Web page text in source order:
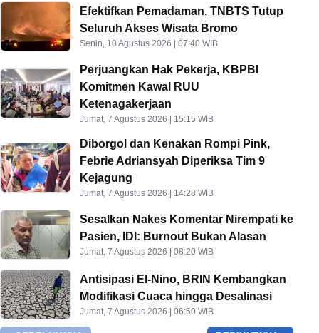
Efektifkan Pemadaman, TNBTS Tutup
Seluruh Akses Wisata Bromo
Senin, 10 Agustus 2026 | 07:40 WIB
Perjuangkan Hak Pekerja, KBPBI
Komitmen Kawal RUU
Ketenagakerjaan
Jumat, 7 Agustus 2026 | 15:15 WIB
Diborgol dan Kenakan Rompi Pink,
Febrie Adriansyah Diperiksa Tim 9
Kejagung
Jumat, 7 Agustus 2026 | 14:28 WIB
Sesalkan Nakes Komentar Nirempati ke
Pasien, IDI: Burnout Bukan Alasan
Jumat, 7 Agustus 2026 | 08:20 WIB
Antisipasi El-Nino, BRIN Kembangkan
Modifikasi Cuaca hingga Desalinasi
Jumat, 7 Agustus 2026 | 06:50 WIB